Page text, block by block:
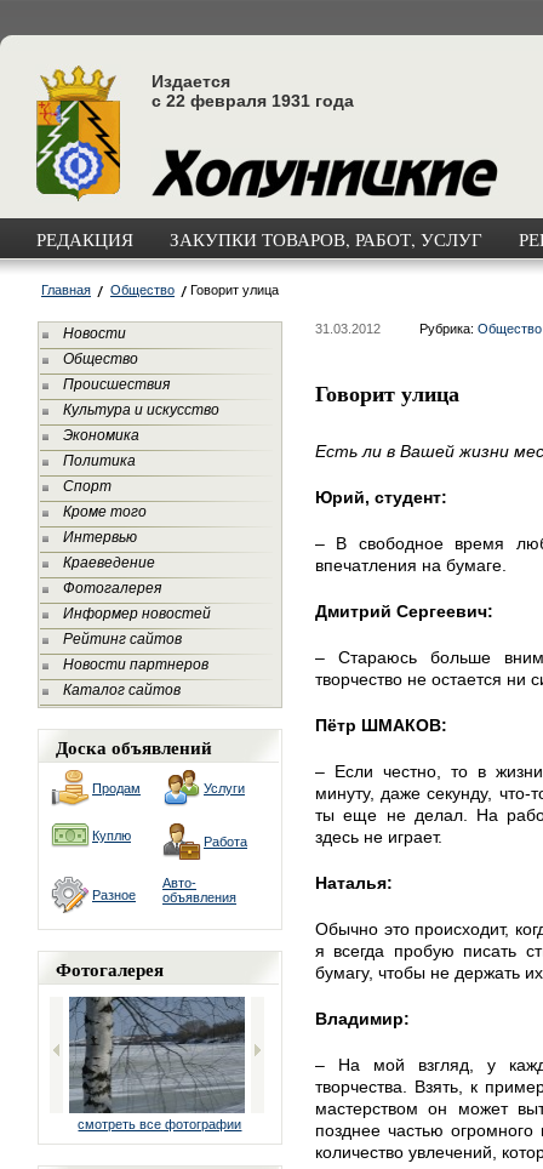
Издается
с 22 февраля 1931 года
РЕДАКЦИЯ ЗАКУПКИ ТОВАРОВ, РАБОТ, УСЛУГ
Главная Общество Говорит улица
Новости
Общество
Происшествия
Культура и искусство
Экономика
Политика
Спорт
Кроме того
Интервью
Краеведение
Фотогалерея
Информер новостей
Рейтинг сайтов
Новости партнеров
Каталог сайтов
Доска объявлений
Продам Услуги
Куплю Работа
Разное
Авто-
объявления
Фотогалерея
смотреть все фотографии
31.03.2012 Рубрика: Общество
Говорит улица
Есть ли в Вашей жизни
Юрий, студент:
– В свободное время
впечатления на бумаге.
Дмитрий Сергеевич:
– Стараюсь больше
творчество не остается
Пётр ШМАКОВ:
– Если честно, то в
минуту, даже секунду, что-
ты еще не делал. На
здесь не играет.
Наталья:
Обычно это происходит,
я всегда пробую писать
бумагу, чтобы не держать
Владимир:
– На мой взгляд, у
творчества. Взять, к
мастерством он может
позднее частью
количество увлечений,